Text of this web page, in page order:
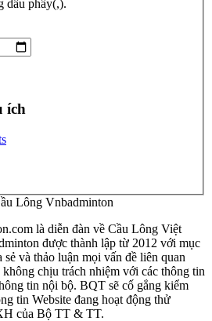
dấu phẩy(,).
ích
Lông Vnbadminton
là diễn đàn về Cầu Lông Việt
được thành lập từ 2012 với mục
và thảo luận mọi vấn đề liên quan
chịu trách nhiệm với các thông tin
tin nội bộ. BQT sẽ cố gắng kiểm
tin Website đang hoạt động thử
của Bộ TT & TT.